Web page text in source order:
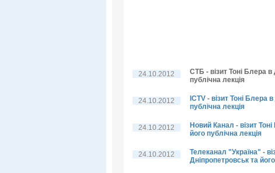
24.10.2012
СТБ - візит Тоні Блера в
публічна лекція
24.10.2012
ICTV - візит Тоні Блера
публічна лекція
24.10.2012
Новий Канал - візит
його публічна лекція
24.10.2012
Телеканал "Україна" -
Дніпропетровськ та